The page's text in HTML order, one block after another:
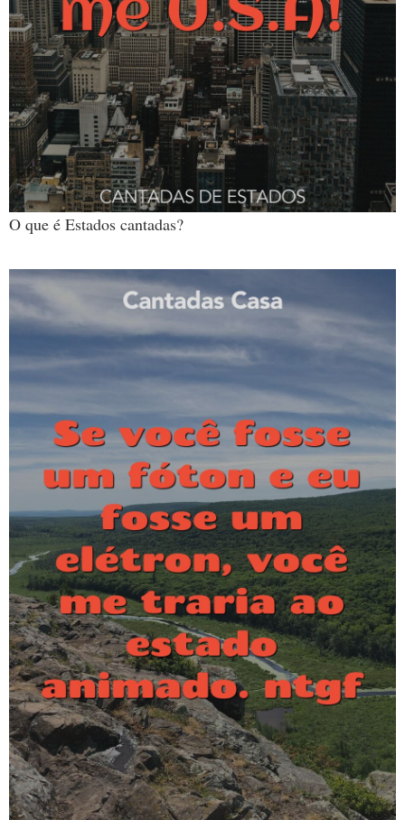
O que é Estados cantadas?